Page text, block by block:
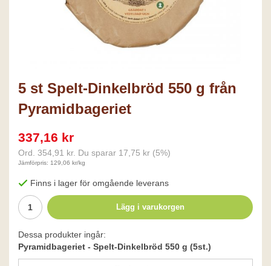
5 st Spelt-Dinkelbröd 550 g från
Pyramidbageriet
337,16 kr
Ord. 354,91 kr. Du sparar 17,75 kr (5%)
Jämförpris: 129,06 kr/kg
Finns i lager för omgående leverans
Lägg i varukorgen
Dessa produkter ingår:
Pyramidbageriet - Spelt-Dinkelbröd 550 g (5st.)